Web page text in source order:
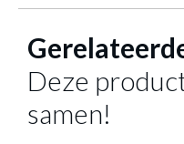
HOOGTE
GEWICHT
Meer afmetingen
Deze
samen!
Bureau APPS
toegevoegd aan je